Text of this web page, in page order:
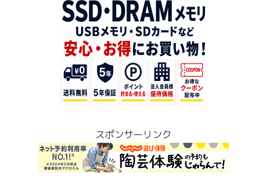
スポンサーリンク